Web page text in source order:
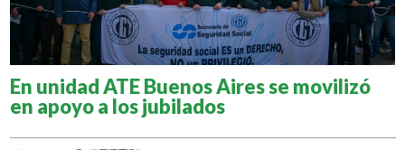
En unidad ATE Buenos Aires se movilizó
en apoyo a los jubilados